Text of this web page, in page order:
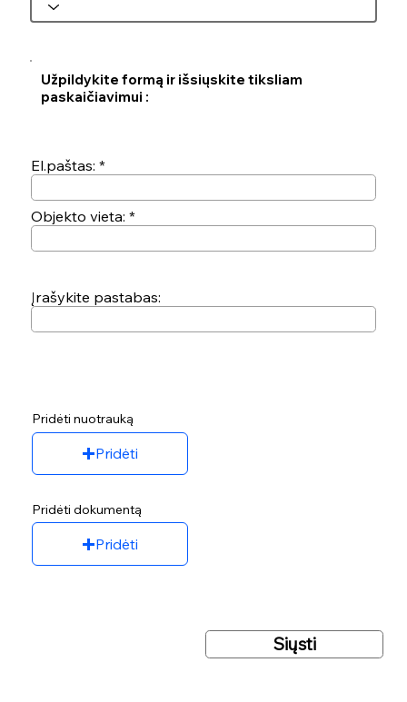
El.paštas:
Objekto vieta:
Užpildykite formą ir išsiųskite tiksliam
paskaičiavimui :
Pridėti nuotrauką
Pridėti
Pridėti dokumentą
Pridėti
Siųsti
Įrašykite pastabas: